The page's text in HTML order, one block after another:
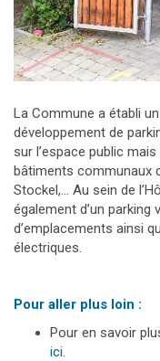
La Commune a établi
développement de
sur l’espace public
bâtiments communaux
Stockel,… Au sein de
également d’un
d’emplacements ainsi
électriques.
Pour aller plus loin :
Pour en savoir
ici.